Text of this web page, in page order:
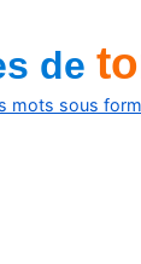
de
mots sous